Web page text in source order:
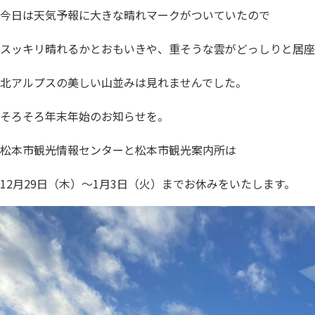
今日は天気予報に大きな晴れマークがついていたので
スッキリ晴れるかとおもいきや、重そうな雲がどっしりと居
北アルプスの美しい山並みは見れませんでした。
そろそろ年末年始のお知らせを。
松本市観光情報センターと松本市観光案内所は
12月29日（木）～1月3日（火）までお休みをいたします。